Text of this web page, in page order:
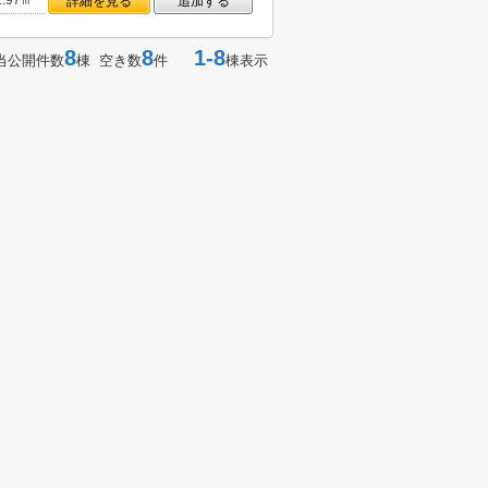
公開件数8棟 空き数8件 1-8棟表示